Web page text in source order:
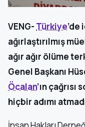
VENG- Türkiye’de
ağırlaştırılmış
ağır ağır ölüme
Genel Başkanı
Öcalan’ın
hiçbir adımı